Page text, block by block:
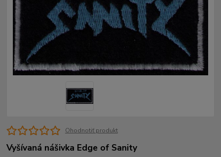
Ohodnotiť produkt
Vyšívaná nášivka Edge of Sanity